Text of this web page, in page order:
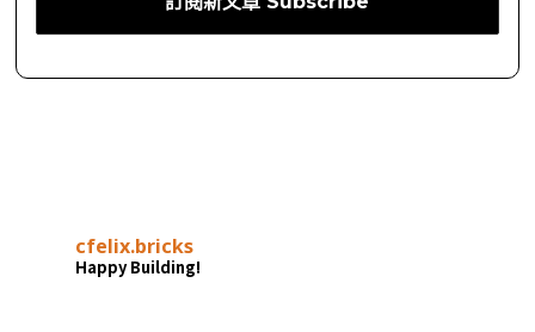
cfelix.bricks
Happy Building!